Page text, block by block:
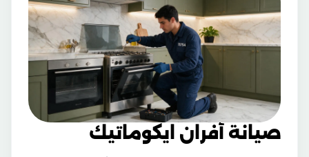
صيانة أفران ايكوماتيك